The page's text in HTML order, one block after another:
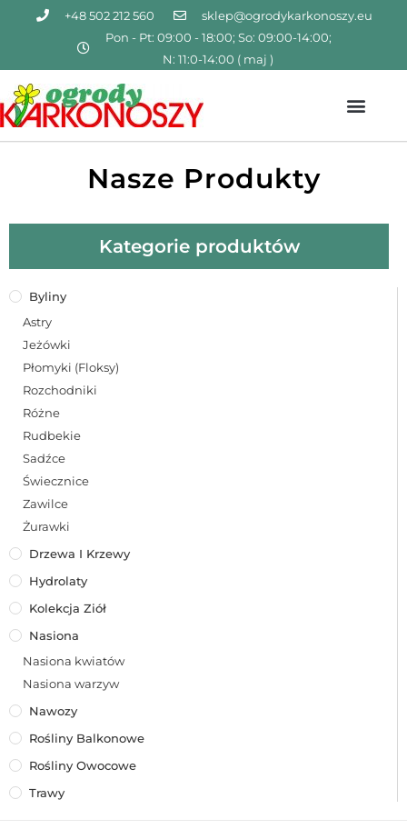
+48 502 212 560
sklep@ogrodykarkonoszy.eu
Pon - Pt: 09:00 - 18:00; So: 09:00-14:00;
N: 11:0-14:00 ( maj )
Nasze Produkty
Kategorie produktów
Byliny
Astry
Jeżówki
Płomyki (Floksy)
Rozchodniki
Różne
Rudbekie
Sadźce
Świecznice
Zawilce
Żurawki
Drzewa I Krzewy
Hydrolaty
Kolekcja Ziół
Nasiona
Nasiona kwiatów
Nasiona warzyw
Nawozy
Rośliny Balkonowe
Rośliny Owocowe
Trawy